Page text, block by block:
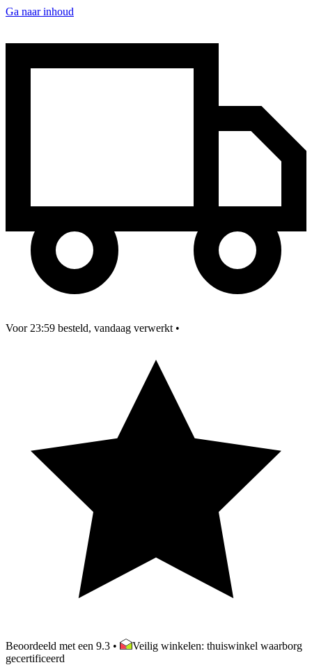
Ga naar inhoud
Voor 23:59 besteld, vandaag verwerkt •
Beoordeeld met een 9.3 •
Veilig winkelen: thuiswinkel waarborg
gecertificeerd